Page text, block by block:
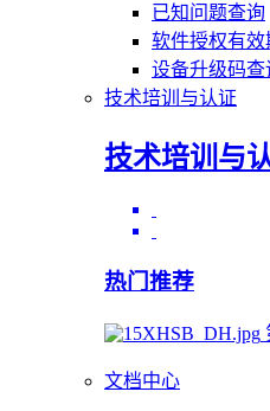
已知问题查询
软件授权有效
设备升级码查
技术培训与认证
技术培训与
热门推荐
文档中心